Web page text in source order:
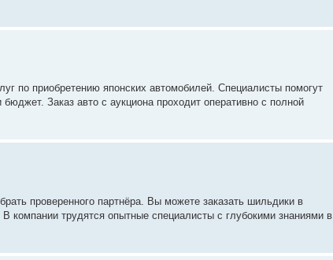
по приобретению японских автомобилей. Специалисты помогут
Заказ авто с аукциона проходит оперативно с полной
проверенного партнёра. Вы можете заказать шильдики в
компании трудятся опытные специалисты с глубокими знаниями в